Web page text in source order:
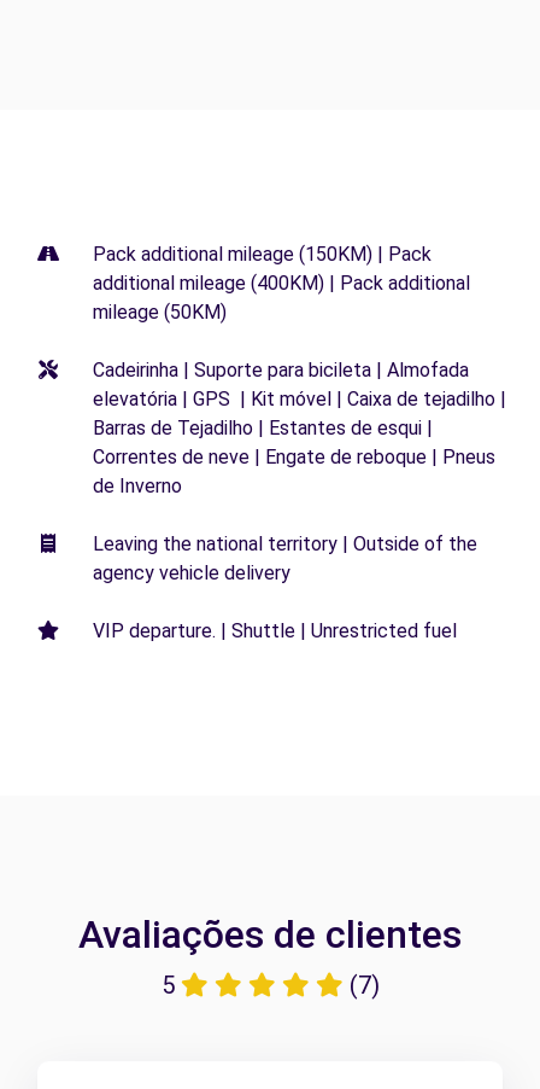
Pack additional mileage (150KM) | Pack
additional mileage (400KM) | Pack additional
mileage (50KM)
Cadeirinha | Suporte para bicileta | Almofada
elevatória | GPS | Kit móvel | Caixa de tejadilho |
Barras de Tejadilho | Estantes de esqui |
Correntes de neve | Engate de reboque | Pneus
de Inverno
Leaving the national territory | Outside of the
agency vehicle delivery
VIP departure. | Shuttle | Unrestricted fuel
Avaliações de clientes
5 (7)